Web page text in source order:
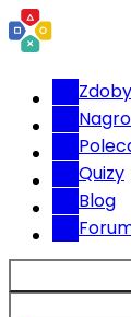
Quizy
Blog